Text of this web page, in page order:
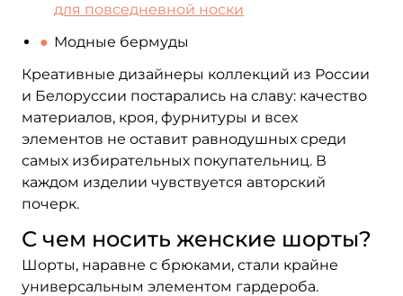
для повседневной носки
Модные бермуды
Креативные дизайнеры коллекций из России
и Белоруссии постарались на славу: качество
материалов, кроя, фурнитуры и всех
элементов не оставит равнодушных среди
самых избирательных покупательниц. В
каждом изделии чувствуется авторский
почерк.
С чем носить женские шорты?
Шорты, наравне с брюками, стали крайне
универсальным элементом гардероба.